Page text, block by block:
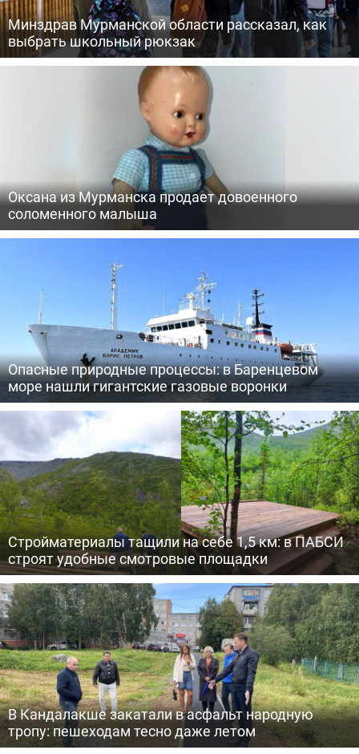
Минздрав Мурманской области рассказал, как
выбрать школьный рюкзак
Оксана из Мурманска продает довоенного
соломенного малыша
Опасные природные процессы: в Баренцевом
море нашли гигантские газовые воронки
Стройматериалы тащили на себе 1,5 км: в ПАБСИ
строят удобные смотровые площадки
В Кандалакше закатали в асфальт народную
тропу: пешеходам тесно даже летом